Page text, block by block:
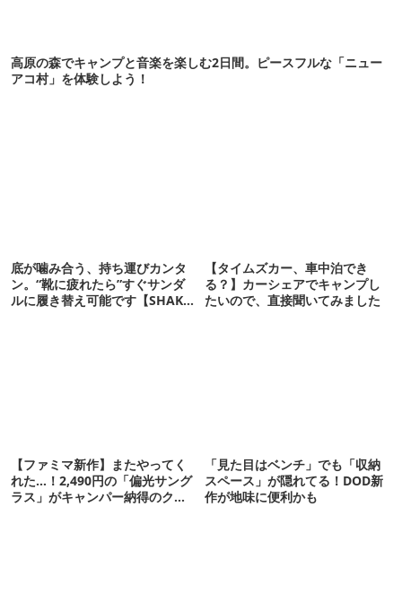
高原の森でキャンプと音楽を楽しむ2日間。ピースフルな「ニュー
アコ村」を体験しよう！
底が噛み合う、持ち運びカンタ
ン。“靴に疲れたら”すぐサンダ
ルに履き替え可能です【SHAKA
【タイムズカー、車中泊でき
る？】カーシェアでキャンプし
たいので、直接聞いてみました
【ファミマ新作】またやってく
れた…！2,490円の「偏光サング
ラス」がキャンパー納得のクオ
「見た目はベンチ」でも「収納
スペース」が隠れてる！DOD新
作が地味に便利かも